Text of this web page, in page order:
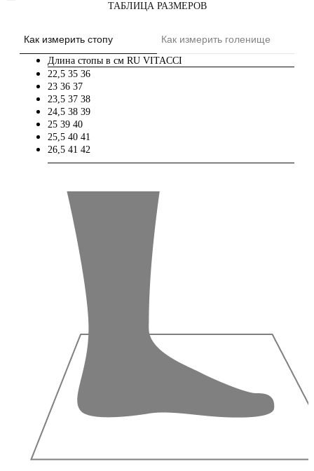
ТАБЛИЦА РАЗМЕРОВ
Как измерить стопу Как измерить голенище
Длина стопы в см RU VITACCI
22,5 35 36
23 36 37
23,5 37 38
24,5 38 39
25 39 40
25,5 40 41
26,5 41 42